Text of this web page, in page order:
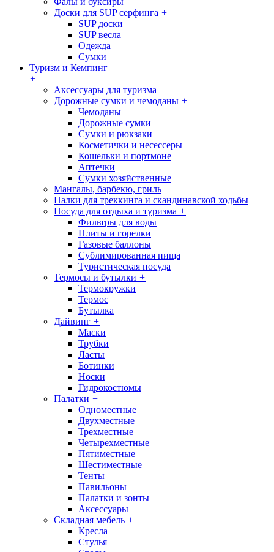
Доски для SUP серфинга +
SUP доски
SUP весла
Одежда
Сумки
Туризм и Кемпинг
+
Аксессуары для туризма
Дорожные сумки и чемоданы +
Чемоданы
Дорожные сумки
Сумки и рюкзаки
Косметички и несессеры
Кошельки и портмоне
Аптечки
Сумки хозяйственные
Мангалы, барбекю, гриль
Палки для треккинга и скандинавской ходьбы
Посуда для отдыха и туризма +
Фильтры для воды
Плиты и горелки
Газовые баллоны
Сублимированная пища
Туристическая посуда
Термосы и бутылки +
Термокружки
Термос
Бутылка
Дайвинг +
Маски
Трубки
Ласты
Ботинки
Носки
Гидрокостюмы
Палатки +
Одноместные
Двухместные
Трехместные
Четырехместные
Пятиместные
Шестиместные
Тенты
Павильоны
Палатки и зонты
Аксессуары
Складная мебель +
Кресла
Стулья